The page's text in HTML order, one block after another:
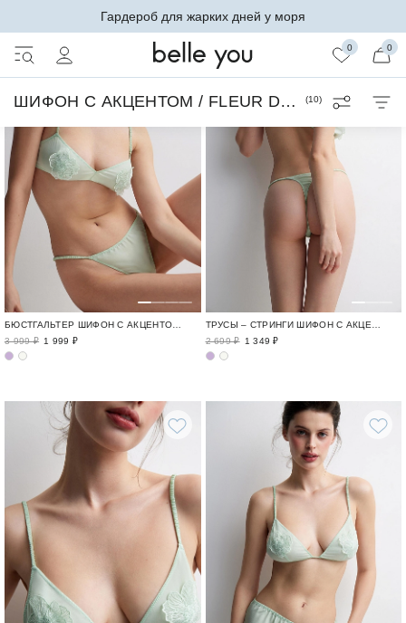
Гардероб для жарких дней у моря
0 0
ШИФОН С АКЦЕНТОМ / FLEUR DELICATE (10)
БЮСТГАЛЬТЕР ШИФОН С АКЦЕНТОМ / FLEUR DELICATE
3 999 ₽ 1 999 ₽
ТРУСЫ – СТРИНГИ ШИФОН С АКЦЕНТОМ / FLEUR DELICATE
2 699 ₽ 1 349 ₽